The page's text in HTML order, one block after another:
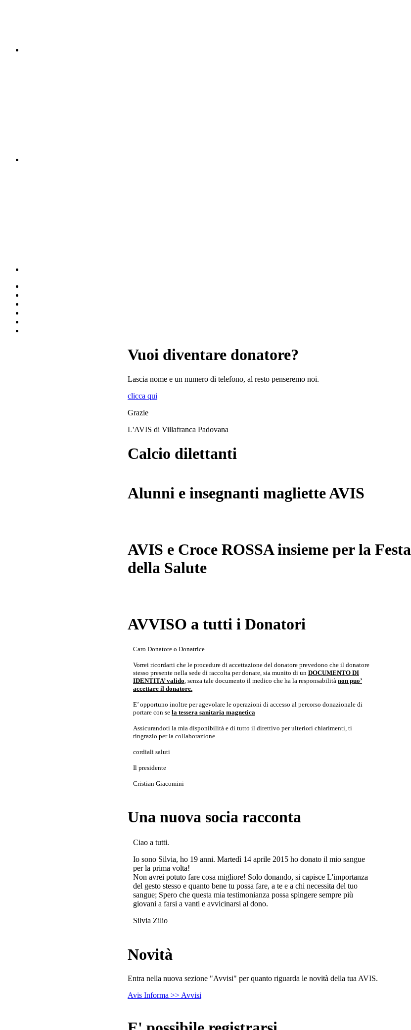
Vuoi diventare donatore?
Lascia nome e un numero di telefono, al resto penseremo noi.
clicca qui
Grazie
L'AVIS di Villafranca Padovana
Calcio dilettanti
Alunni e insegnanti magliette AVIS
AVIS e Croce ROSSA insieme per la Festa
della Salute
AVVISO a tutti i Donatori
Caro Donatore o Donatrice
Vorrei ricordarti che le procedure di accettazione del donatore prevedono che il donatore
stesso presente nella sede di raccolta per donare, sia munito di un DOCUMENTO DI
IDENTITA’ valido, senza tale documento il medico che ha la responsabilità non puo’
accettare il donatore.
E’ opportuno inoltre per agevolare le operazioni di accesso al percorso donazionale di
portare con se la tessera sanitaria magnetica
Assicurandoti la mia disponibilità e di tutto il direttivo per ulteriori chiarimenti, ti
ringrazio per la collaborazione.
cordiali saluti
Il presidente
Cristian Giacomini
Una nuova socia racconta
Ciao a tutti.
Io sono Silvia, ho 19 anni. Martedì 14 aprile 2015 ho donato il mio sangue
per la prima volta!
Non avrei potuto fare cosa migliore! Solo donando, si capisce L'importanza
del gesto stesso e quanto bene tu possa fare, a te e a chi necessita del tuo
sangue; Spero che questa mia testimonianza possa spingere sempre più
giovani a farsi a vanti e avvicinarsi al dono.
Silvia Zilio
Novità
Entra nella nuova sezione "Avvisi" per quanto riguarda le novità della tua AVIS.
Avis Informa >> Avvisi